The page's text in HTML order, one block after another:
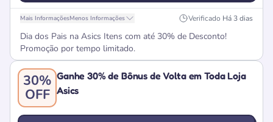
Mais InformaçõesMenos Informações Verificado Há 3 dias
Dia dos Pais na Asics Itens com até 30% de Desconto!
Promoção por tempo limitado.
30%
OFF
Ganhe 30% de Bônus de Volta em Toda Loja
Asics